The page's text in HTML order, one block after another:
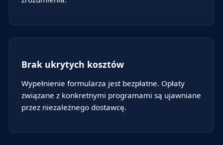
Brak ukrytych kosztów
Wypełnienie formularza jest bezpłatne. Opłaty
związane z konkretnymi programami są ujawniane
przez niezależnego dostawcę.